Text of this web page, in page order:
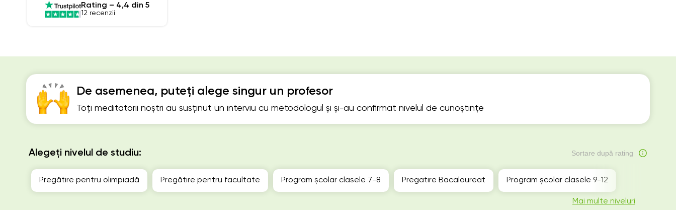
De asemenea, puteți alege singur un profesor
Toți meditatorii noștri au susținut un interviu cu metodologul și și-au confirmat nivelul de cunoștințe
Alegeți nivelul de studiu: Sortare după rating
Pregătire pentru olimpiadă Pregătire pentru facultate Program școlar clasele 7-8 Pregatire Bacalaureat Program școlar clasele 9-12
Mai multe niveluri
Rating – 4,4 din 5
12 recenzii